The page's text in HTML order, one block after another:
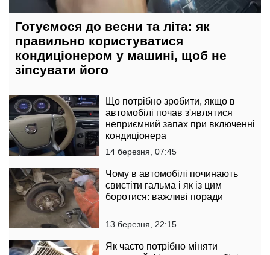
Готуємося до весни та літа: як
правильно користуватися
кондиціонером у машині, щоб не
зіпсувати його
Що потрібно зробити, якщо в
автомобілі почав з'являтися
неприємний запах при включенні
кондиціонера
14 березня, 07:45
Чому в автомобілі починають
свистіти гальма і як із цим
боротися: важливі поради
13 березня, 22:15
Як часто потрібно міняти